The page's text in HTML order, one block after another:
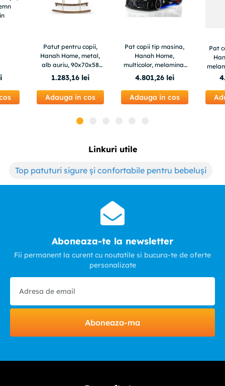
Patut pentru copii,
Hanah Home, metal,
alb auriu, 90x70x58
cm
1.283,16 lei
Adauga in cos
Pat copii tip masina,
Hanah Home,
multicolor, melamina,
piele, 130x60x235 cm
4.801,26 lei
Adauga in cos
Pat
4
Linkuri utile
Top patuturi sigure și confortabile pentru bebeluși
Aboneaza-te la newsletter
Fii permanent la curent cu noutatile si bucura-te de oferte
personalizate
Aboneaza-ma